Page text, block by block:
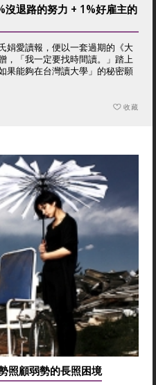
退路的努力 + 1%好雇主的
娟愛讀報，便以一套過期的《大
，「我一定要找時間讀。」踏上
果能夠在台灣讀大學」的秘密願
收藏
照顧弱勢的長照困境